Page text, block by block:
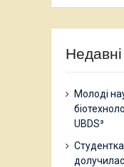
Молоді
UBDS³